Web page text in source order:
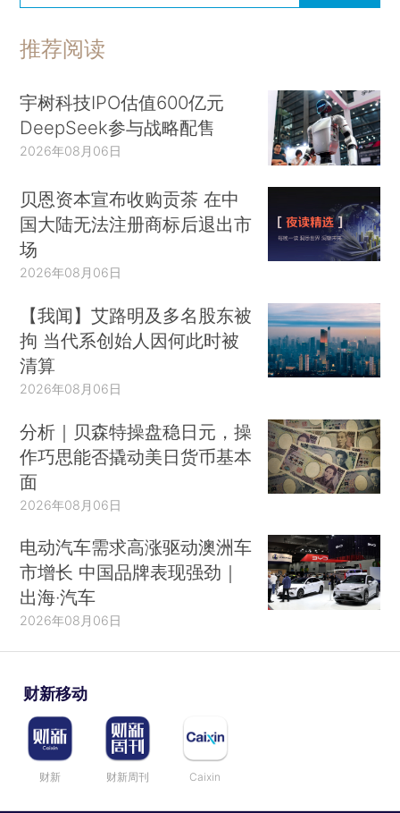
推荐阅读
宇树科技IPO估值600亿元
DeepSeek参与战略配售
2026年08月06日
贝恩资本宣布收购贡茶 在中
国大陆无法注册商标后退出市
场
2026年08月06日
【我闻】艾路明及多名股东被
拘 当代系创始人因何此时被
清算
2026年08月06日
分析｜贝森特操盘稳日元，操
作巧思能否撬动美日货币基本
面
2026年08月06日
电动汽车需求高涨驱动澳洲车
市增长 中国品牌表现强劲｜
出海·汽车
2026年08月06日
财新移动
财新 财新周刊 Caixin